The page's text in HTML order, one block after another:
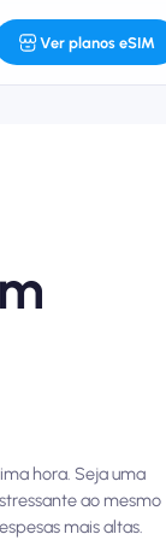
Ver planos eSIM
hora. Seja uma
ao mesmo
mais altas.